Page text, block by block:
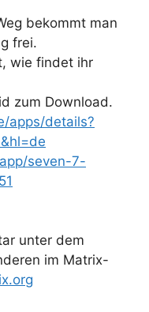
bekommt man
frei.
wie findet ihr
zum Download.
apps/details?
seven-7-
unter dem
im Matrix-